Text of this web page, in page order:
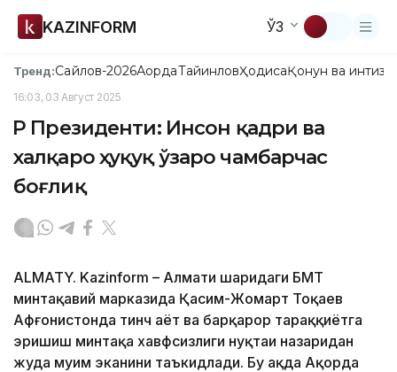
KAZINFORM ЎЗ
Тренд:Сайлов-2026АқордаТайинловҲодисаҚонун ва
16:03, 03 Август 2025
ҚР Президенти: Инсон қадри ва
халқаро ҳуқуқ ўзаро чамбарчас
боғлиқ
ALMATY. Kazinform – Алмати шаҳридаги БМТ
минтақавий марказида Қасим-Жомарт Тоқаев
Афғонистонда тинч ҳаёт ва барқарор тараққиётга
эришиш минтақа хавфсизлиги нуқтаи назаридан
жуда муҳим эканини таъкидлади. Бу ҳақда Ақорда